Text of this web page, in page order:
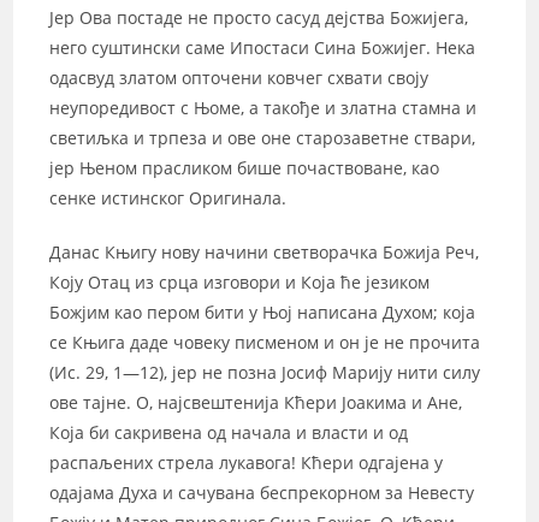
Јер Ова постаде не просто сасуд дејства Божијега,
него суштински саме Ипостаси Сина Божијег. Нека
одасвуд златом опточени ковчег схвати своју
неупоредивост с Њоме, а такође и златна стамна и
светиљка и трпеза и ове оне старозаветне ствари,
јер Њеном прасликом бише почаствоване, као
сенке истинског Оригинала.
Данас Књигу нову начини светворачка Божија Реч,
Коју Отац из срца изговори и Која ће језиком
Божјим као пером бити у Њој написана Духом; која
се Књига даде човеку писменом и он је не прочита
(Ис. 29, 1—12), јер не позна Јосиф Марију нити силу
ове тајне. О, најсвештенија Кћери Јоакима и Ане,
Која би сакривена од начала и власти и од
распаљених стрела лукавога! Кћери одгајена у
одајама Духа и сачувана беспрекорном за Невесту